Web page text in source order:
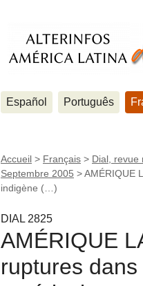
Español Português
Accueil > Français > Dial, revue
Septembre 2005 >AMÉRIQUE
indigène (…)
DIAL 2825
AMÉRIQUE
ruptures